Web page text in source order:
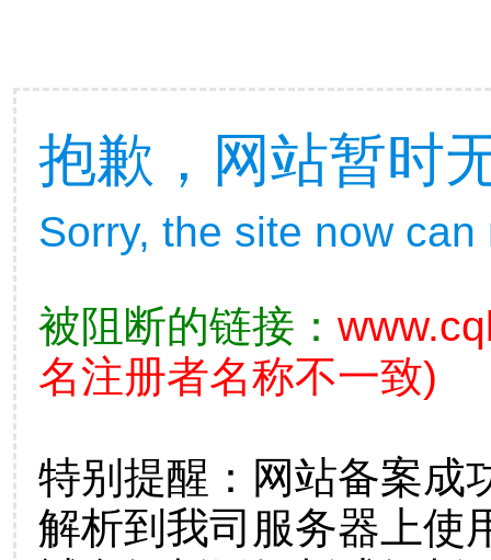
抱歉，网站暂时
Sorry, the site now
被阻断的链接：
名注册者名称不一致)
特别提醒：网站备案成
解析到我司服务器上使